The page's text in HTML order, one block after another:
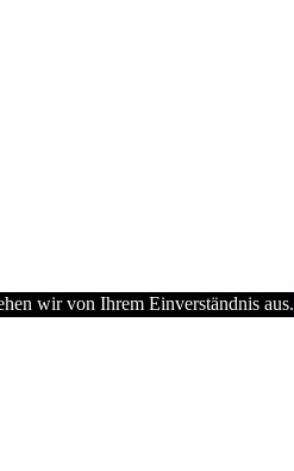
wir von Ihrem Einverständnis aus.